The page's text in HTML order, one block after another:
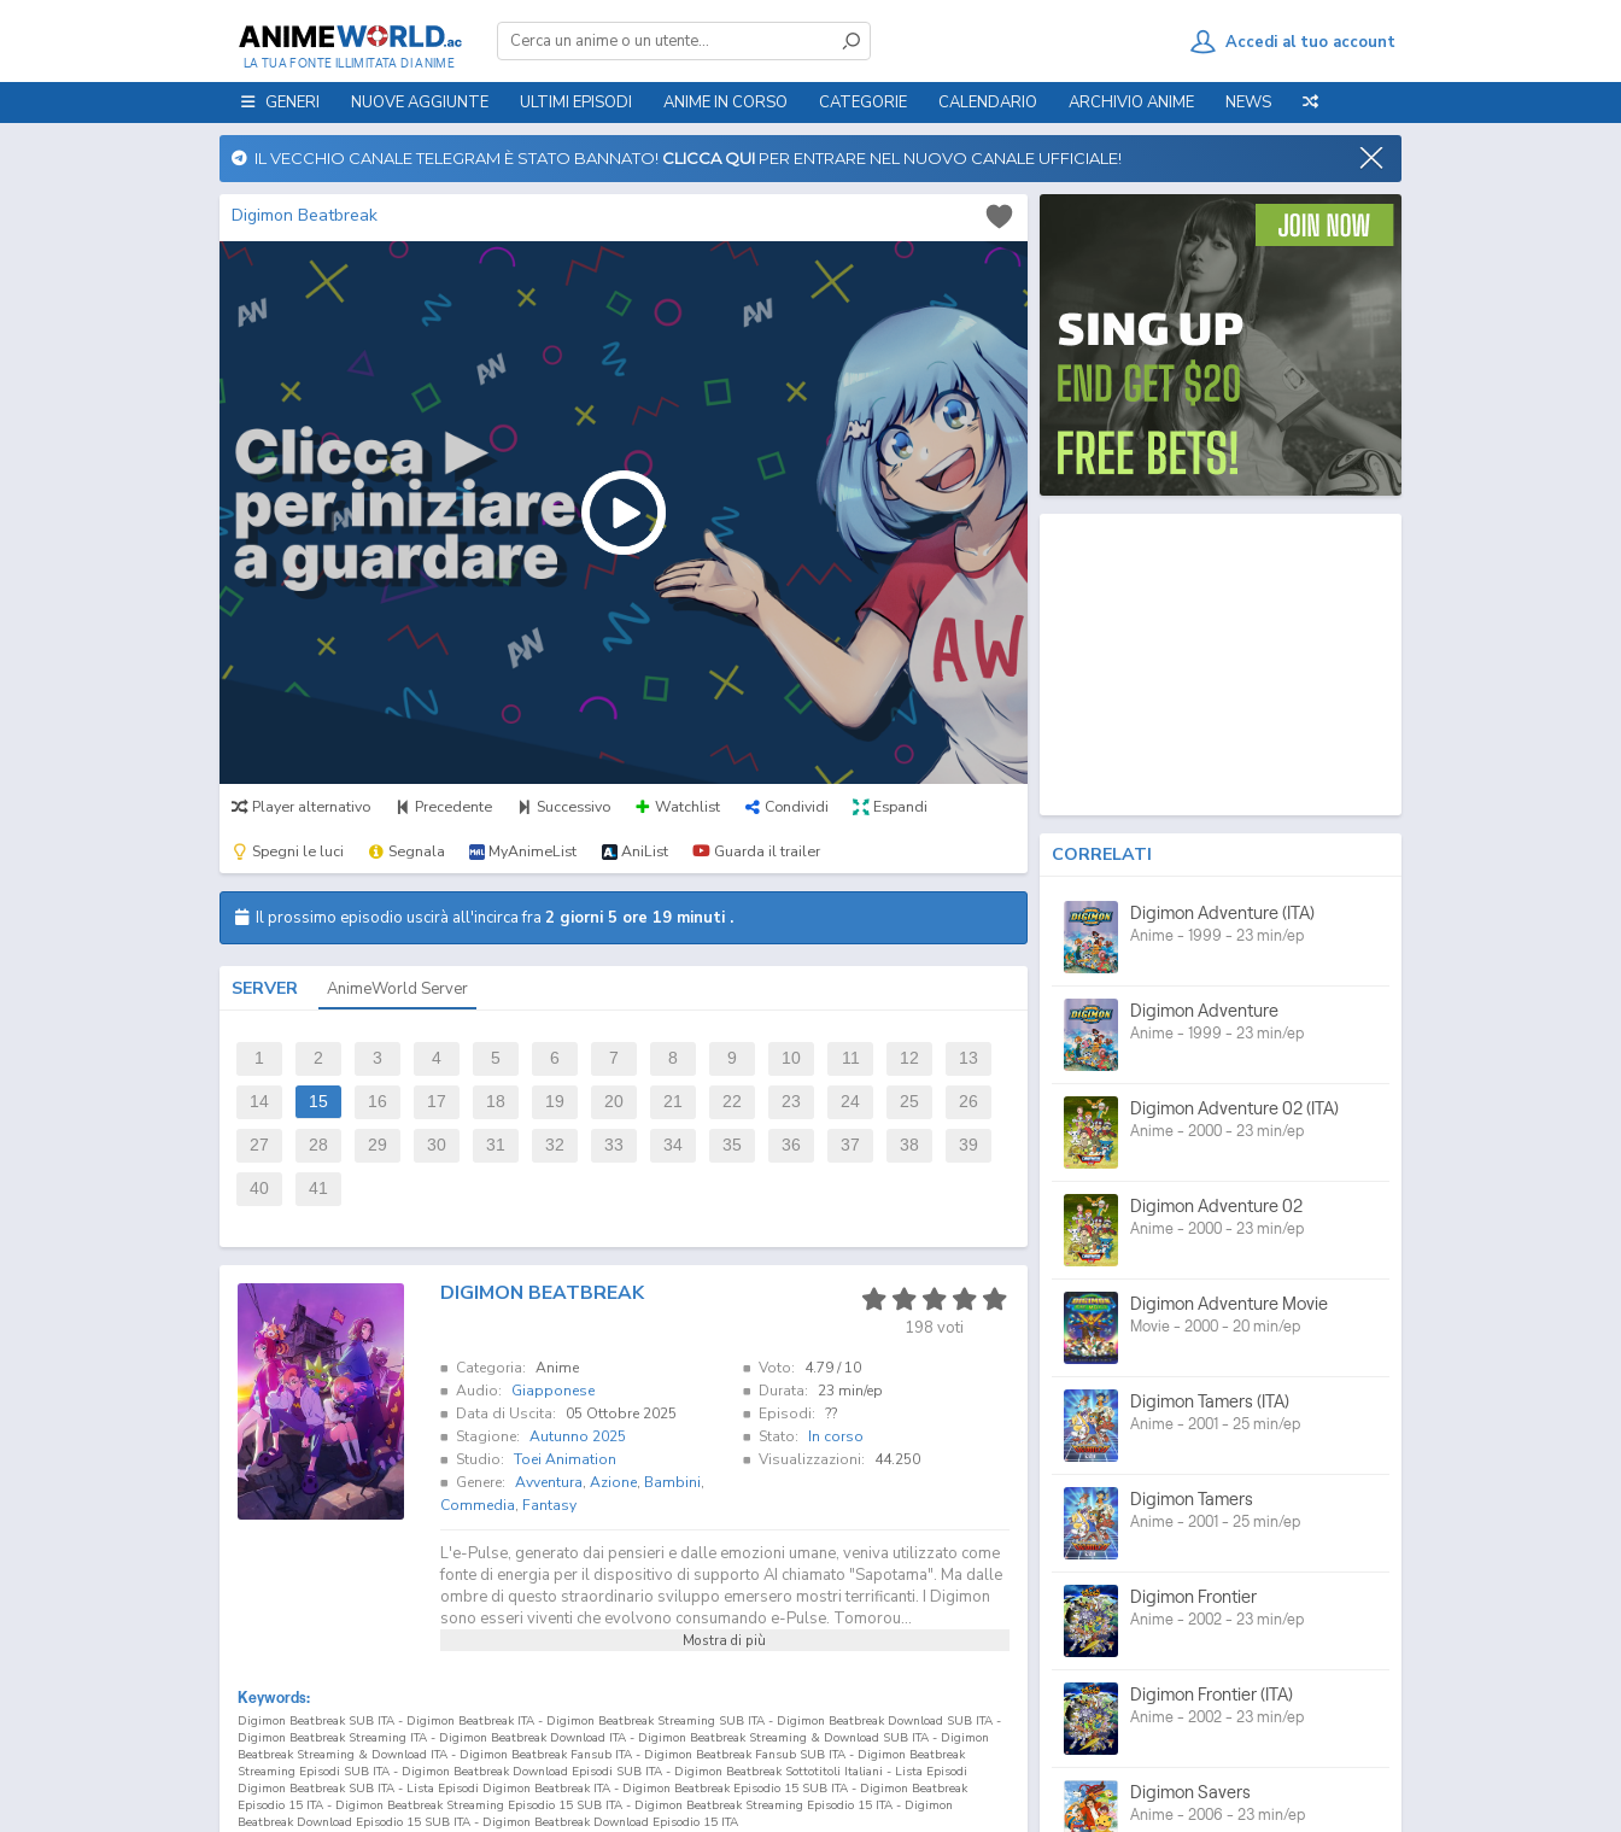
LA TUA FONTE ILLIMITATA DI ANIME
Accedi al tuo account
GENERI NUOVE AGGIUNTE ULTIMI EPISODI ANIME IN CORSO CATEGORIE CALENDARIO ARCHIVIO ANIME NEWS
IL VECCHIO CANALE TELEGRAM È STATO BANNATO! CLICCA QUI PER ENTRARE NEL NUOVO CANALE UFFICIALE!
Digimon Beatbreak
Player alternativo Precedente Successivo Watchlist Condividi Espandi
Spegni le luci Segnala MyAnimeList AniList Guarda il trailer
Il prossimo episodio uscirà all'incirca fra 2 giorni 5 ore 18 minuti e 59 secondi.
SERVER AnimeWorld Server
1 2 3 4 5 6 7 8 9 10 11 12 13
14 15 16 17 18 19 20 21 22 23 24 25 26
27 28 29 30 31 32 33 34 35 36 37 38 39
40 41
DIGIMON BEATBREAK
198 voti
Categoria: Anime
Audio:
Giapponese
Data di Uscita:
05 Ottobre 2025
Stagione: Autunno 2025
Studio: Toei Animation
Genere: Avventura, Azione, Bambini,
Commedia, Fantasy
Voto: 4.79/ 10
Durata:
23 min/ep
Episodi: ??
Stato:
In corso
Visualizzazioni:
44.250
L'e-Pulse, generato dai pensieri e dalle emozioni umane, veniva utilizzato come
fonte di energia per il dispositivo di supporto AI chiamato "Sapotama". Ma dalle
ombre di questo straordinario sviluppo emersero mostri terrificanti. I Digimon
sono esseri viventi che evolvono consumando e-Pulse. Tomorou...
Mostra di più
Keywords:
Digimon Beatbreak SUB ITA - Digimon Beatbreak ITA - Digimon Beatbreak Streaming SUB ITA - Digimon Beatbreak Download SUB ITA -
Digimon Beatbreak Streaming ITA - Digimon Beatbreak Download ITA - Digimon Beatbreak Streaming & Download SUB ITA - Digimon
Beatbreak Streaming & Download ITA - Digimon Beatbreak Fansub ITA - Digimon Beatbreak Fansub SUB ITA - Digimon Beatbreak
Streaming Episodi SUB ITA - Digimon Beatbreak Download Episodi SUB ITA - Digimon Beatbreak Sottotitoli Italiani - Lista Episodi
Digimon Beatbreak SUB ITA - Lista Episodi Digimon Beatbreak ITA - Digimon Beatbreak Episodio 15 SUB ITA - Digimon Beatbreak
Episodio 15 ITA - Digimon Beatbreak Streaming Episodio 15 SUB ITA - Digimon Beatbreak Streaming Episodio 15 ITA - Digimon
Beatbreak Download Episodio 15 SUB ITA - Digimon Beatbreak Download Episodio 15 ITA
CORRELATI
Digimon Adventure (ITA)
Anime - 1999 - 23 min/ep
Digimon Adventure
Anime - 1999 - 23 min/ep
Digimon Adventure 02 (ITA)
Anime - 2000 - 23 min/ep
Digimon Adventure 02
Anime - 2000 - 23 min/ep
Digimon Adventure Movie
Movie - 2000 - 20 min/ep
Digimon Tamers (ITA)
Anime - 2001 - 25 min/ep
Digimon Tamers
Anime - 2001 - 25 min/ep
Digimon Frontier
Anime - 2002 - 23 min/ep
Digimon Frontier (ITA)
Anime - 2002 - 23 min/ep
Digimon Savers
Anime - 2006 - 23 min/ep